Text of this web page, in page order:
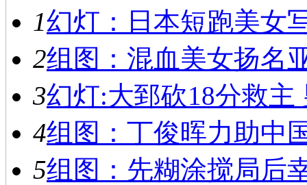
1幻灯：日本短跑美女
2组图：混血美女扬名
3幻灯:大郅砍18分救主
4组图：丁俊晖力助中
5组图：先糊涂搅局后